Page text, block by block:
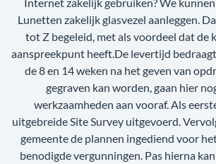
Lunetten zakelijk glasvezel aanleggen.
tot Z begeleid, met als voordeel dat de
aanspreekpunt heeft.De levertijd
de 8 en 14 weken na het geven van
gegraven kan worden, gaan hier
werkzaamheden aan vooraf. Als
uitgebreide Site Survey uitgevoerd.
gemeente de plannen ingediend voor
benodigde vergunningen. Pas hierna